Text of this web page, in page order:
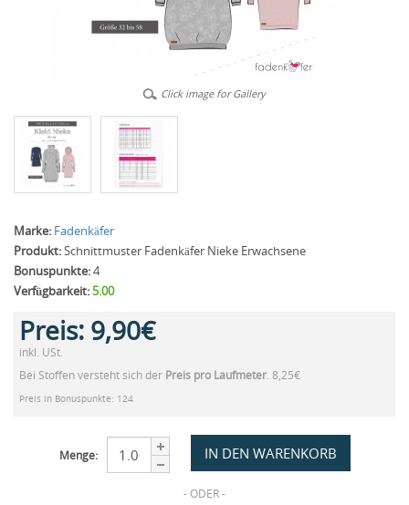
Click image for Gallery
Marke: Fadenkäfer
Produkt:Schnittmuster Fadenkäfer Nieke Erwachsene
Bonuspunkte:4
Verfügbarkeit:5.00
Preis: 9,90€
inkl. USt.
Bei Stoffen versteht sich der Preis pro Laufmeter. 8,25€
Preis in Bonuspunkte: 124
Menge:
- ODER -